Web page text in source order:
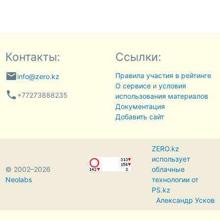
Контакты:
emailinfo@zero.kz
phone +77273888235
Ссылки:
Правила участия в рейтинге
О сервисеи условия
использования материалов
Документация
Добавить сайт
© 2002–2026
Neolabs
ZERO.kz
использует
облачные
технологии от
PS.kz
Александр Усков